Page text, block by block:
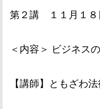
第２講 １１月１８
＜内容＞ ビジネス
【講師】ともざ